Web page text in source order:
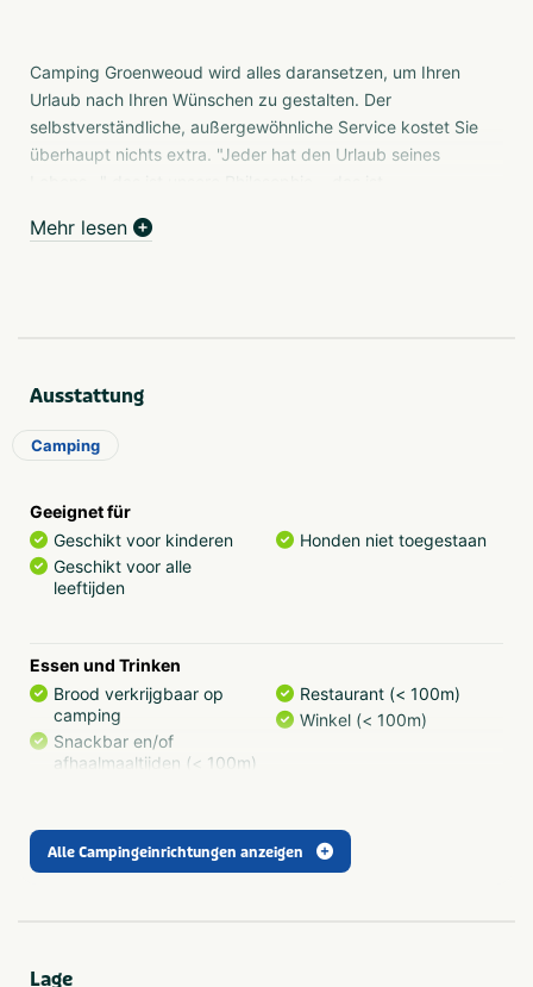
Camping Groenweoud wird alles daransetzen, um Ihren
Urlaub nach Ihren Wünschen zu gestalten. Der
selbstverständliche, außergewöhnliche Service kostet Sie
überhaupt nichts extra. "Jeder hat den Urlaub seines
Mehr lesen
Ausstattung
Camping
Geeignet für
Geschikt voor kinderen
Geschikt voor alle
leeftijden
Honden niet toegestaan
Essen und Trinken
Brood verkrijgbaar op
camping
Snackbar en/of
afhaalmaaltijden (< 100m)
Restaurant (< 100m)
Winkel (< 100m)
Sanitäranlagen
Wasmachine op camping
Babywasplaats
Alle Campingeinrichtungen anzeigen
Lage